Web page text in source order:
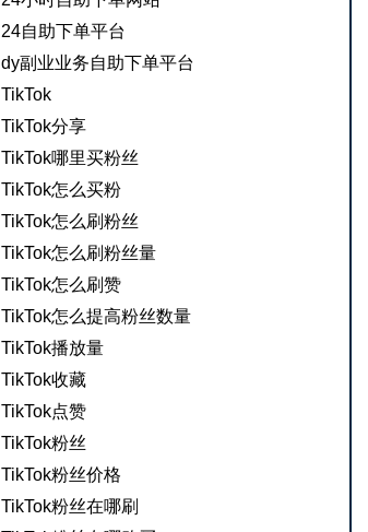
24自助下单平台
dy副业业务自助下单平台
TikTok
TikTok分享
TikTok哪里买粉丝
TikTok怎么买粉
TikTok怎么刷粉丝
TikTok怎么刷粉丝量
TikTok怎么刷赞
TikTok怎么提高粉丝数量
TikTok播放量
TikTok收藏
TikTok点赞
TikTok粉丝
TikTok粉丝价格
TikTok粉丝在哪刷